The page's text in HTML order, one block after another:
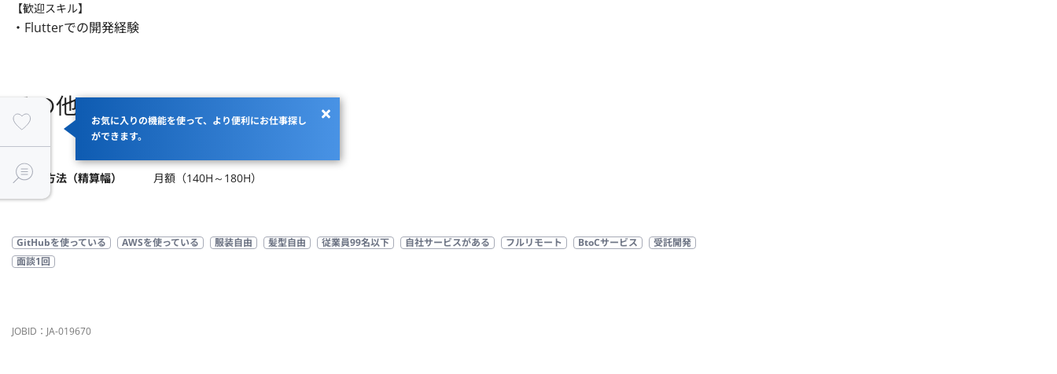
お気に入りの機能を使って、より便利にお仕事探し
ができます。
【歓迎スキル】
・Flutterでの開発経験
その他
商流
支払い方法（精算幅）
月額（140H～180H）
GitHubを使っている AWSを使っている 服装自由 髪型自由 従業員99名以下 自社サービスがある フルリモート BtoCサービス
受託開発
面談1回
JOBID：JA-019670